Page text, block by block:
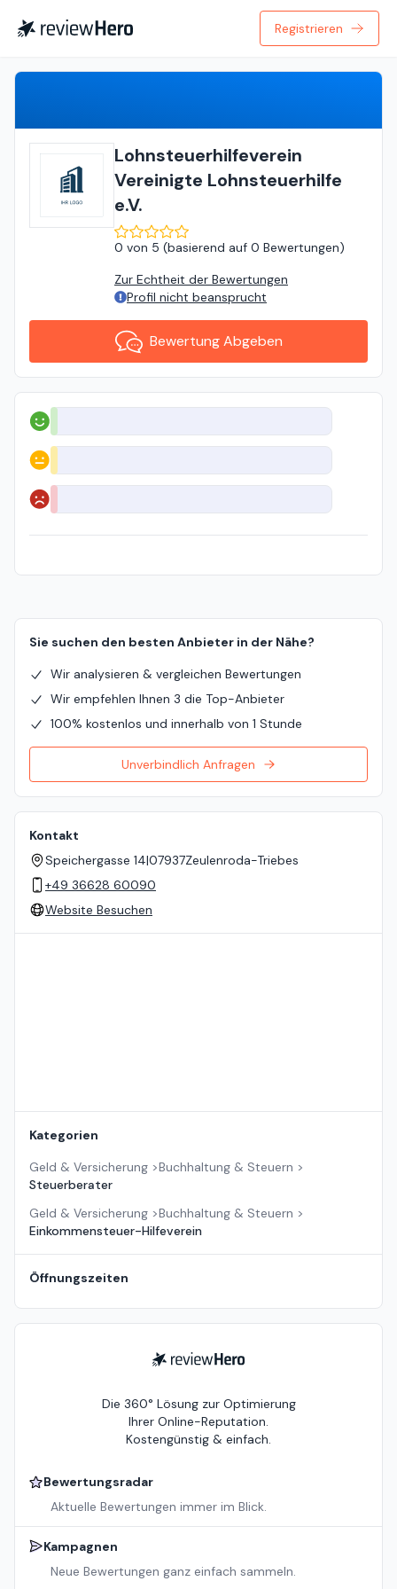
Registrieren
Lohnsteuerhilfeverein
Vereinigte Lohnsteuerhilfe
e.V.
0 von 5 (basierend auf 0 Bewertungen)
Zur Echtheit der Bewertungen
Profil nicht beansprucht
Bewertung Abgeben
Positiv
Neutral
Negativ
Sie suchen den besten Anbieter in der Nähe?
Wir analysieren & vergleichen Bewertungen
Wir empfehlen Ihnen 3 die Top-Anbieter
100% kostenlos und innerhalb von 1 Stunde
Unverbindlich Anfragen
Kontakt
Speichergasse 14|07937Zeulenroda-Triebes
+49 36628 60090
Website Besuchen
Kategorien
Geld & Versicherung >Buchhaltung & Steuern >
Steuerberater
Geld & Versicherung >Buchhaltung & Steuern >
Einkommensteuer-Hilfeverein
Öffnungszeiten
ReviewHero
Die 360° Lösung zur Optimierung
Ihrer Online-Reputation.
Kostengünstig & einfach.
Bewertungsradar
Aktuelle Bewertungen immer im Blick.
Kampagnen
Neue Bewertungen ganz einfach sammeln.